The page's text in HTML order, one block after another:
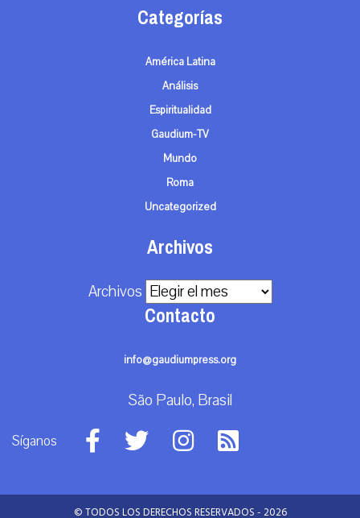
Categorías
América Latina
Análisis
Espiritualidad
Gaudium-TV
Mundo
Roma
Uncategorized
Archivos
Archivos
Contacto
info@gaudiumpress.org
São Paulo, Brasil
Síganos
© TODOS LOS DERECHOS RESERVADOS - 2026